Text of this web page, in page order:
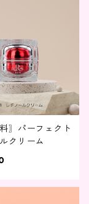
〗パーフェクト
クリーム